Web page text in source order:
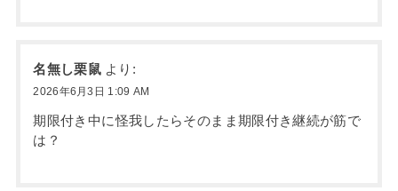
名無し栗鼠 より:
2026年6月3日 1:09 AM
期限付き中に怪我したらそのまま期限付き継続が筋で
は？